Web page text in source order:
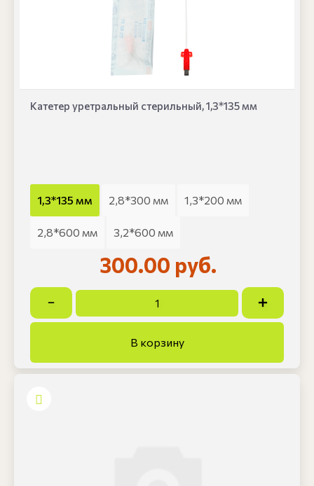
Катетер уретральный стерильный, 1,3*135 мм
1,3*135 мм 2,8*300 мм 1,3*200 мм
2,8*600 мм 3,2*600 мм
300.00 руб.